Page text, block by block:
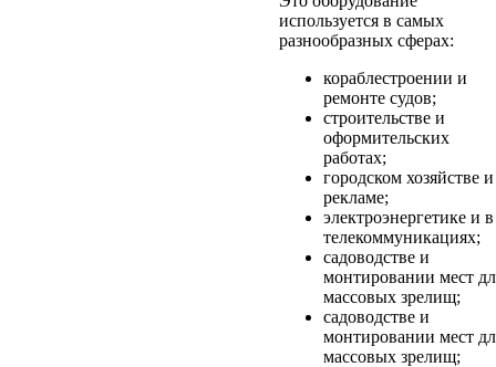
используется в самых
разнообразных сферах:
кораблестроении и
ремонте судов;
строительстве и
оформительских
работах;
городском хозяйстве и
рекламе;
электроэнергетике и в
телекоммуникациях;
садоводстве и
монтировании мест
массовых зрелищ;
садоводстве и
монтировании мест
массовых зрелищ;